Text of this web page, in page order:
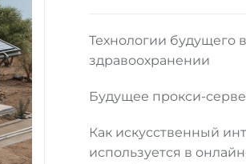
Технологии будущего в
здравоохранении
Будущее прокси-
Как искусственный
используется в